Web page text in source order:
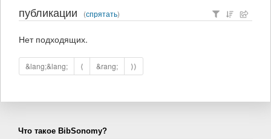
публикации (спрятать)
Нет подходящих.
&lang;&lang; ⟨ &rang; ⟩⟩
Что такое BibSonomy?